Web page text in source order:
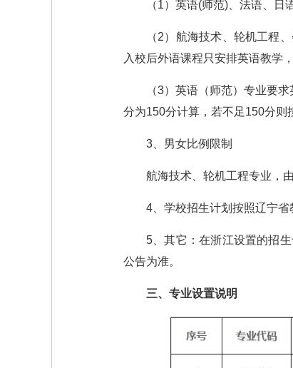
（1）英语(师范)、法语、日
（2）航海技术、轮机工程
入校后外语课程只安排英语教学
（3）英语（师范）专业要
分为150分计算，若不足150分则
3、男女比例限制
航海技术、轮机工程专业，
4、学校招生计划按照辽宁省
5、其它：在浙江设置的招
公告为准。
三、专业设置说明